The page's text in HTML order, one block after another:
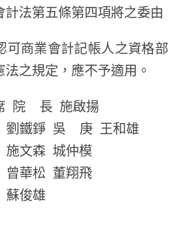
計法第五條第四項將之委由
可商業會計記帳人之資格部
之規定，應不予適用。
院 長 施啟揚
劉鐵錚 吳 庚 王和雄
施文森 城仲模
華松 董翔飛
俊雄